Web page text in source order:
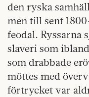
den ryska
men till sent
feodal. Ryssarna
slaveri som
som drabbade
möttes med
förtrycket var